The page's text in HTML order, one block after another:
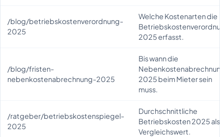
/blog/betriebskostenverordnung-
2025
Welche Kostenarten die
2025 erfasst.
/blog/fristen-
nebenkostenabrechnung-2025
Bis wann die
2025 beim Mieter sein
muss.
/ratgeber/betriebskostenspiegel-
2025
Durchschnittliche
Betriebskosten 2025 als
Vergleichswert.